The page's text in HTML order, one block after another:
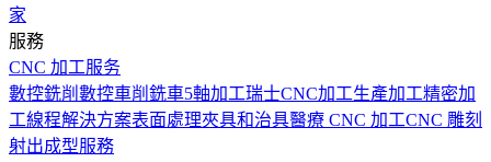
家
服務
CNC 加工服务
數控銑削 數控車削 銑車5軸加工瑞士CNC加工生產加工精密加
工線程解決方案表面處理夾具和治具醫療 CNC 加工CNC 雕刻
射出成型服務